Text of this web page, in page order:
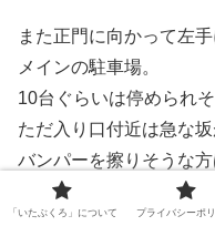
また正門に向かって左手
メインの駐車場。
10台ぐらいは停められ
ただ入り口付近は急な坂
バンパーを擦りそうな
「いたぶくろ」について プライバシーポ